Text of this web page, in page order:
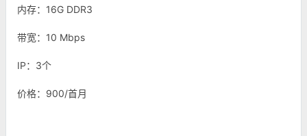
内存：16G DDR3
带宽：10 Mbps
IP：3个
价格：900/首月